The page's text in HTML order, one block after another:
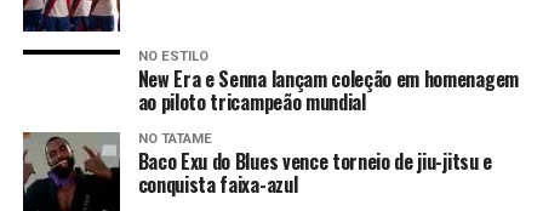
NO ESTILO
New Era e Senna lançam coleção em homenagem
ao piloto tricampeão mundial
NO TATAME
Baco Exu do Blues vence torneio de jiu-jitsu e
conquista faixa-azul